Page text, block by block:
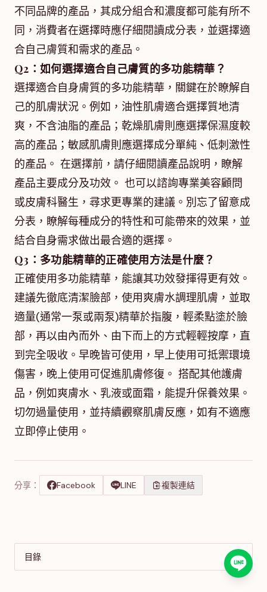
不同品牌的產品，其成分組合和濃度都可能有所不
同，消費者在選擇時應仔細閱讀成分表，並選擇適
合自己膚質和需求的產品。
Q2：如何選擇適合自己膚質的多功能精華？
選擇適合自身膚質的多功能精華，關鍵在於瞭解自
己的肌膚狀況。例如，油性肌膚適合選擇質地清
爽，不含油脂的產品；乾燥肌膚則應選擇保濕度較
高的產品；敏感肌膚則應選擇成分單純、低刺激性
的產品。 在選擇前，請仔細閱讀產品說明，瞭解
產品主要成分及功效。 也可以諮詢專業美容顧問
或皮膚科醫生，尋求更專業的建議。別忘了留意成
分表，瞭解每種成分的特性和可能帶來的效果，並
結合自身需求做出最合適的選擇。
Q3：多功能精華的正確使用方法是什麼？
正確使用多功能精華，能讓其功效發揮得更有效。
建議先徹底清潔臉部，使用爽膚水調理肌膚，並取
適量(通常一泵或兩泵)精華於指腹，輕柔點塗於臉
部，再以由內而外、由下而上的方式輕輕按摩，直
到完全吸收。早晚皆可使用，早上使用可抵禦環境
傷害，晚上使用可促進肌膚修復。 搭配其他護膚
品，例如爽膚水、乳液或面霜，能提升保養效果。
切勿過量使用，並持續觀察肌膚反應，如有不適應
立即停止使用。
分享： Facebook LINE 複製連結
目錄